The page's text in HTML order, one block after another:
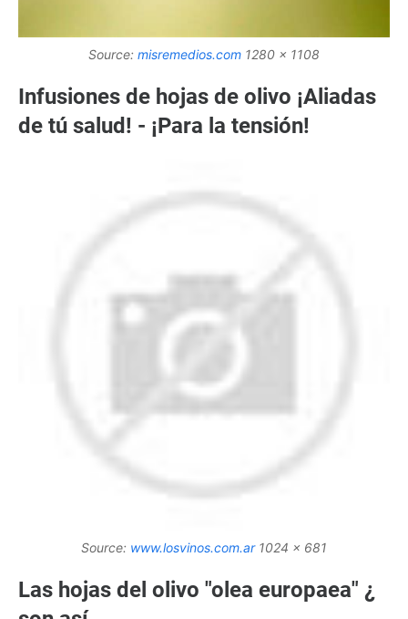
Source: misremedios.com 1280 x 1108
Infusiones de hojas de olivo ¡Aliadas
de tú salud! - ¡Para la tensión!
Source: www.losvinos.com.ar1024 x 681
Las hojas del olivo "olea europaea" ¿